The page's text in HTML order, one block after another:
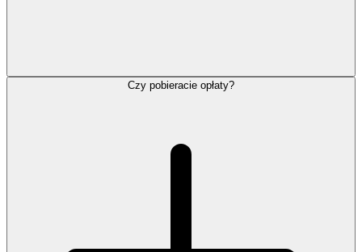
Czy pobieracie opłaty?